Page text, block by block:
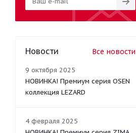
Новости Все новости
9 октября 2025
НОВИНКА! Премиум серия OSEN
коллекция LEZARD
4 февраля 2025